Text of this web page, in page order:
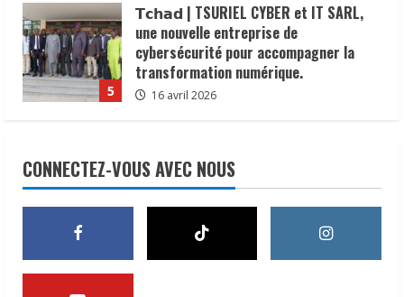
1
N’Djamena | la commune du6ᵉ
arrondissement lance une operation de
dégagement des trotoirs pour fluidifier
la ccirculation.
2 juin 2026
2
𝒇𝒓𝒂𝒏ç𝒂𝒊𝒔 𝒅𝒆 𝟐𝟐,𝟓 𝒎𝒊𝒍𝒍𝒊𝒐𝒏𝒔 𝑼𝑺𝑫 𝒑𝒐𝒖𝒓
𝒓𝒆𝒍𝒂𝒏𝒄𝒆𝒓 𝒔𝒂 𝒇𝒇𝒊𝒍𝒊è𝒓𝒆.
Droits humains | le lourd témoignage
CONNECTEZ-VOUS AVEC NOUS